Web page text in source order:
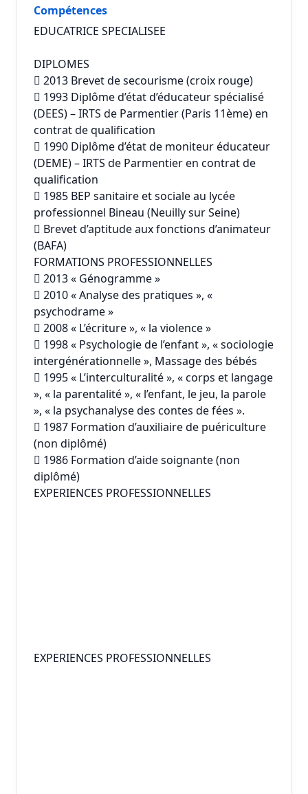
Compétences
EDUCATRICE SPECIALISEE
DIPLOMES
 2013 Brevet de secourisme (croix rouge)
 1993 Diplôme d’état d’éducateur spécialisé
(DEES) – IRTS de Parmentier (Paris 11ème) en
contrat de qualification
 1990 Diplôme d’état de moniteur éducateur
(DEME) – IRTS de Parmentier en contrat de
qualification
 1985 BEP sanitaire et sociale au lycée
professionnel Bineau (Neuilly sur Seine)
 Brevet d’aptitude aux fonctions d’animateur
(BAFA)
FORMATIONS PROFESSIONNELLES
 2013 « Génogramme »
 2010 « Analyse des pratiques », «
psychodrame »
 2008 « L’écriture », « la violence »
 1998 « Psychologie de l’enfant », « sociologie
intergénérationnelle », Massage des bébés
 1995 « L’interculturalité », « corps et langage
», « la parentalité », « l’enfant, le jeu, la parole
», « la psychanalyse des contes de fées ».
 1987 Formation d’auxiliaire de puériculture
(non diplômé)
 1986 Formation d’aide soignante (non
diplômé)
EXPERIENCES PROFESSIONNELLES
EXPERIENCES PROFESSIONNELLES